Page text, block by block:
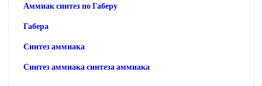
Аммиак синтез по Габеру
Габера
Синтез аммиака
Синтез аммиака синтеза аммиака